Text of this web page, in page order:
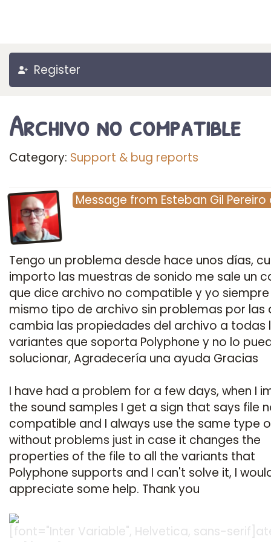
Register
Archivo no compatible
Category: Support & bug reports
Message from Esteban Gil Pereiro
Tengo un problema desde hace unos días,
importo las muestras de sonido me sale un
que dice archivo no compatible y yo siempre
mismo tipo de archivo sin problemas por las
cambia las propiedades del archivo a todas
variantes que soporta Polyphone y no lo
solucionar, Agradecería una ayuda Gracias
I have had a problem for a few days, when I
the sound samples I get a sign that says file
compatible and I always use the same type
without problems just in case it changes the
properties of the file to all the variants that
Polyphone supports and I can't solve it, I
appreciate some help. Thank you
[font="Inter Variable", Helvetica, sans-